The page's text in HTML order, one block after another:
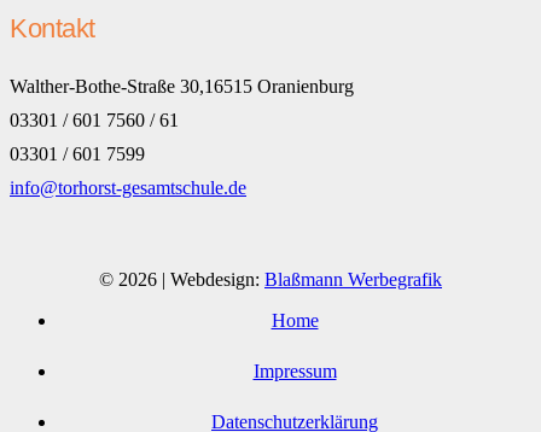
Kontakt
Walther-Bothe-Straße 30,16515 Oranienburg
03301 / 601 7560 / 61
03301 / 601 7599
info@torhorst-gesamtschule.de
© 2026 | Webdesign: Blaßmann Werbegrafik
Home
Impressum
Datenschutzerklärung